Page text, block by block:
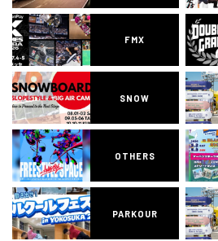
FMX
SNOW
OTHERS
PARKOUR